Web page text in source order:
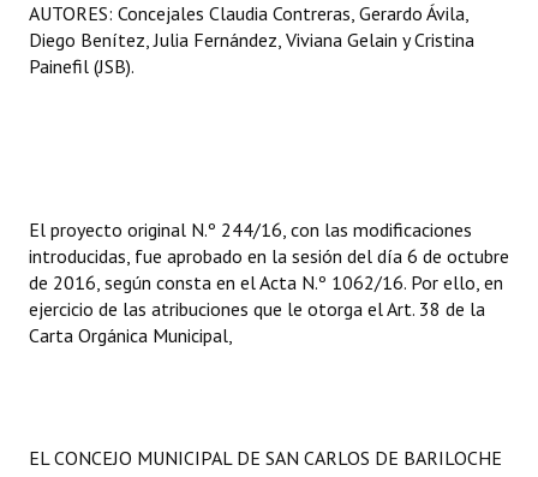
AUTORES: Concejales Claudia Contreras, Gerardo Ávila,
Diego Benítez, Julia Fernández, Viviana Gelain y Cristina
Painefil (JSB).
El proyecto original N.º 244/16, con las modificaciones
introducidas, fue aprobado en la sesión del día 6 de octubre
de 2016, según consta en el Acta N.º 1062/16. Por ello, en
ejercicio de las atribuciones que le otorga el Art. 38 de la
Carta Orgánica Municipal,
EL CONCEJO MUNICIPAL DE SAN CARLOS DE BARILOCHE